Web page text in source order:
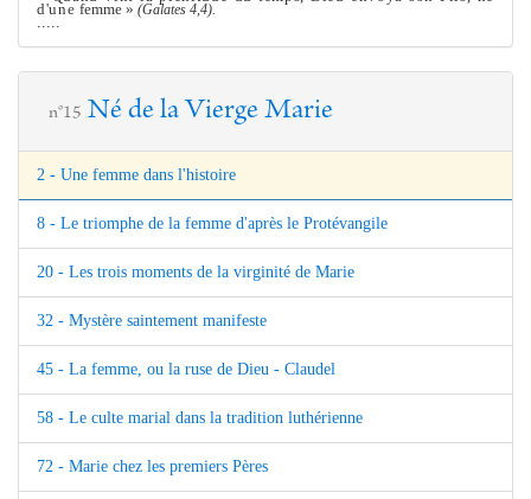
d'unefemme »(Galates 4,4).
n°15 Né de la Vierge Marie
2 - Une femme dans l'histoire
8 - Le triomphe de la femme d'après le Protévangile
20 - Les trois moments de la virginité de Marie
32 - Mystère saintement manifeste
45 - La femme, ou la ruse de Dieu - Claudel
58 - Le culte marial dans la tradition luthérienne
72 - Marie chez les premiers Pères